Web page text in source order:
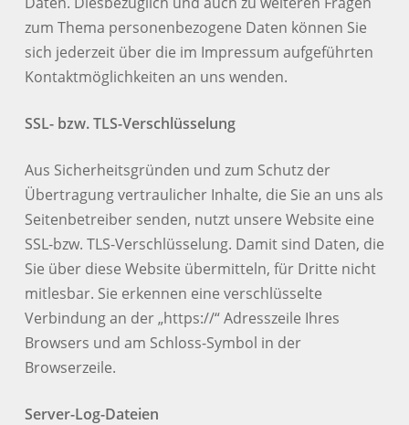
zum Thema personenbezogene Daten können Sie
sich jederzeit über die im Impressum aufgeführten
Kontaktmöglichkeiten an uns wenden.
SSL- bzw. TLS-Verschlüsselung
Aus Sicherheitsgründen und zum Schutz der
Übertragung vertraulicher Inhalte, die Sie an uns als
Seitenbetreiber senden, nutzt unsere Website eine
SSL-bzw. TLS-Verschlüsselung. Damit sind Daten, die
Sie über diese Website übermitteln, für Dritte nicht
mitlesbar. Sie erkennen eine verschlüsselte
Verbindung an der „https://“ Adresszeile Ihres
Browsers und am Schloss-Symbol in der
Browserzeile.
Server-Log-Dateien